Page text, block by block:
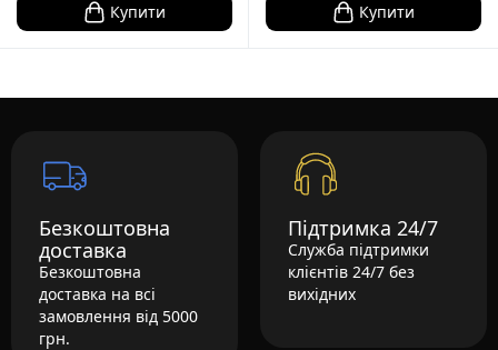
Купити Купити
Безкоштовна
доставка
Безкоштовна
доставка на всі
замовлення від 5000
грн.
Підтримка 24/7
Служба підтримки
клієнтів 24/7 без
вихідних